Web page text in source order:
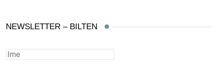
NEWSLETTER – BILTEN